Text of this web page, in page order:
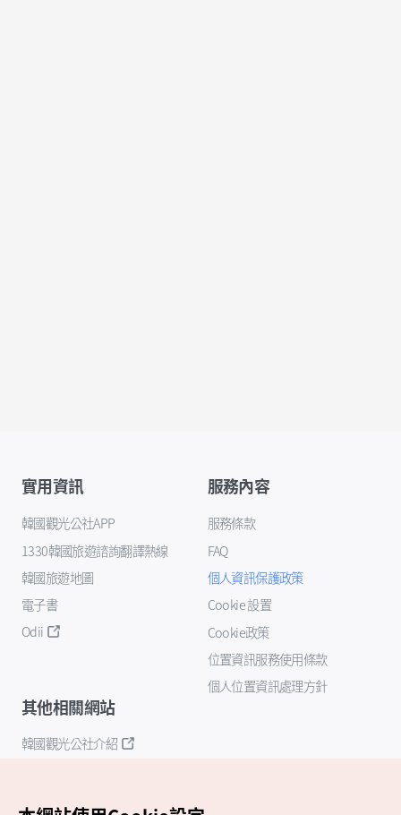
實用資訊
韓國觀光公社APP
1330韓國旅遊諮詢翻譯熱線
韓國旅遊地圖
電子書
Odii
服務內容
服務條款
FAQ
個人資訊保護政策
Cookie 設置
Cookie政策
位置資訊服務使用條款
個人位置資訊處理方針
其他相關網站
韓國觀光公社介紹